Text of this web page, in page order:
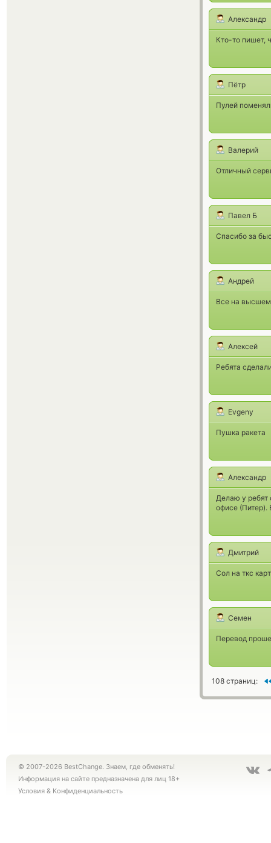
Александр
Кто-то пишет,
Пётр
Пулей
Валерий
Отличный
Павел Б
Спасибо за
Андрей
Все на высшем
Алексей
Ребята
Evgeny
Пушка ракета
Александр
Делаю у ребят
офисе (Питер).
Дмитрий
Сол на ткс
Семен
Перевод
108 страниц:
© 2007-2026 BestChange. Знаем, где обменять!
Информация на сайте предназначена для лиц 18+
Условия & Конфиденциальность